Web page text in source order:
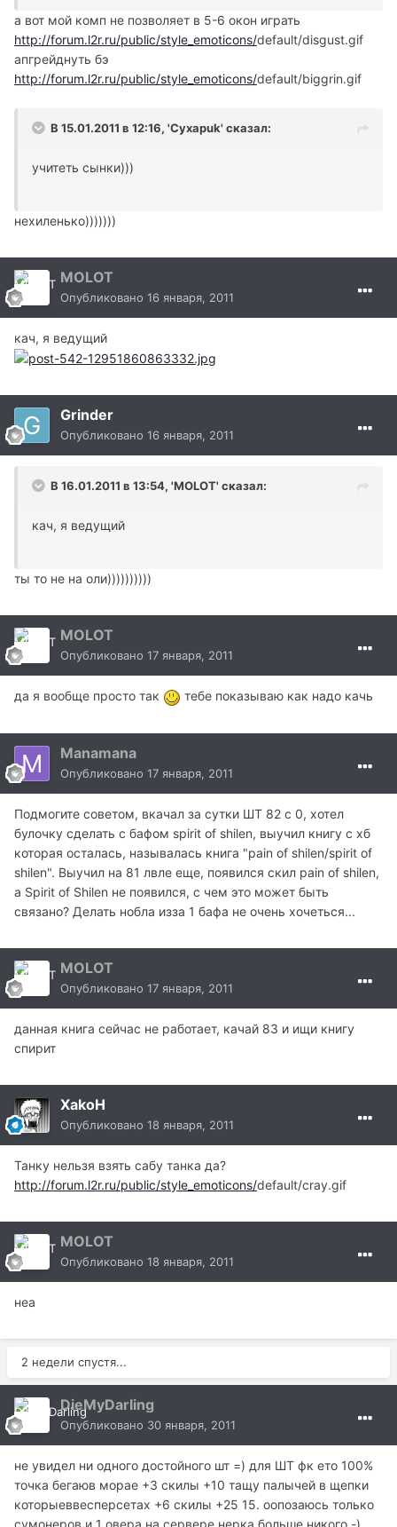
а вот мой комп не позволяет в 5-6 окон играть
http://forum.l2r.ru/public/style_emoticons/default/disgust.gif
апгрейднуть бэ
http://forum.l2r.ru/public/style_emoticons/default/biggrin.gif
В 15.01.2011 в 12:16, 'Cyxapuk' сказал:
учитеть сынки)))
нехиленько)))))))
MOLOT
Опубликовано 16 января, 2011
кач, я ведущий
Grinder
Опубликовано 16 января, 2011
В 16.01.2011 в 13:54, 'MOLOT' сказал:
кач, я ведущий
ты то не на оли))))))))))
MOLOT
Опубликовано 17 января, 2011
да я вообще просто так тебе показываю как надо качь
Manamana
Опубликовано 17 января, 2011
Подмогите советом, вкачал за сутки ШТ 82 с 0, хотел
булочку сделать с бафом spirit of shilen, выучил книгу с хб
которая осталась, называлась книга "pain of shilen/spirit of
shilen". Выучил на 81 лвле еще, появился скил pain of shilen,
а Spirit of Shilen не появился, с чем это может быть
связано? Делать нобла изза 1 бафа не очень хочеться...
MOLOT
Опубликовано 17 января, 2011
данная книга сейчас не работает, качай 83 и ищи книгу
спирит
XakoH
Опубликовано 18 января, 2011
Танку нельзя взять сабу танка да?
http://forum.l2r.ru/public/style_emoticons/default/cray.gif
MOLOT
Опубликовано 18 января, 2011
неа
2 недели спустя...
DieMyDarling
Опубликовано 30 января, 2011
не увидел ни одного достойного шт =) для ШТ фк ето 100%
точка бегаюв морае +3 скилы +10 тащу палычей в щепки
которыеввесперсетах +6 скилы +25 15. оопозаюсь только
сумонеров и 1 овера на сервере нерка больше никого -)